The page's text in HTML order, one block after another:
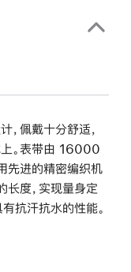
佩戴十分舒适，
。表带由 16000
先进的精密编织机
长度，实现量身定
抗汗抗水的性能。